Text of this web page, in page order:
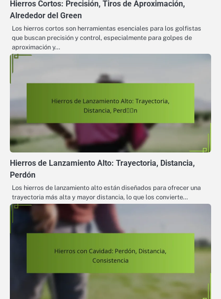
Hierros Cortos: Precisión, Tiros de Aproximación,
Alrededor del Green
Los hierros cortos son herramientas esenciales para los golfistas
que buscan precisión y control, especialmente para golpes de
aproximación y…
Hierros de Lanzamiento Alto: Trayectoria, Distancia,
Perdón
Los hierros de lanzamiento alto están diseñados para ofrecer una
trayectoria más alta y mayor distancia, lo que los convierte…